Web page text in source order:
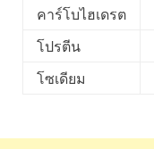
คาร์โบไฮเดรต
โปรตีน
โซเดียม